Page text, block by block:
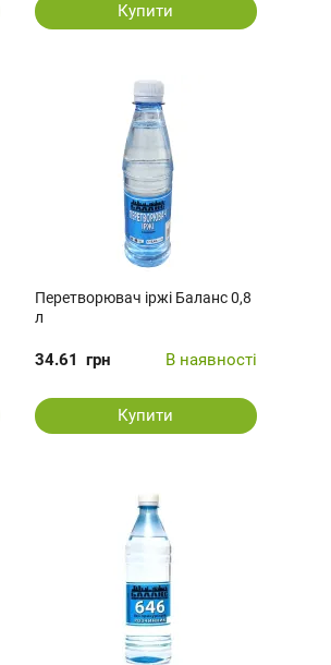
Купити
Перетворювач іржі Баланс 0,8
л
34.61 грн В наявності
Купити